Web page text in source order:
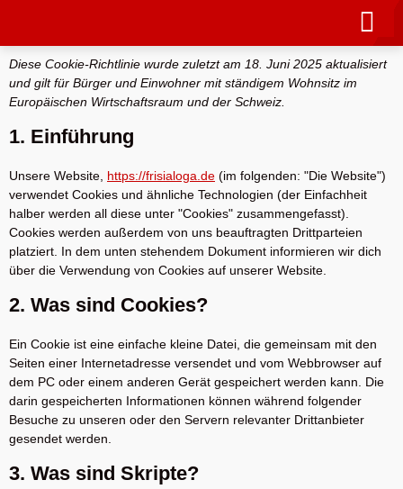
Diese Cookie-Richtlinie wurde zuletzt am 18. Juni 2025 aktualisiert
und gilt für Bürger und Einwohner mit ständigem Wohnsitz im
Europäischen Wirtschaftsraum und der Schweiz.
1. Einführung
Unsere Website, https://frisialoga.de (im folgenden: "Die Website")
verwendet Cookies und ähnliche Technologien (der Einfachheit
halber werden all diese unter "Cookies" zusammengefasst).
Cookies werden außerdem von uns beauftragten Drittparteien
platziert. In dem unten stehendem Dokument informieren wir dich
über die Verwendung von Cookies auf unserer Website.
2. Was sind Cookies?
Ein Cookie ist eine einfache kleine Datei, die gemeinsam mit den
Seiten einer Internetadresse versendet und vom Webbrowser auf
dem PC oder einem anderen Gerät gespeichert werden kann. Die
darin gespeicherten Informationen können während folgender
Besuche zu unseren oder den Servern relevanter Drittanbieter
gesendet werden.
3. Was sind Skripte?